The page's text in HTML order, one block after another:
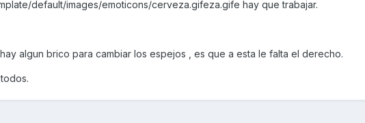
default/images/emoticons/cerveza.gifeza.gife hay que trabajar.
algun brico para cambiar los espejos , es que a esta le falta el derecho.